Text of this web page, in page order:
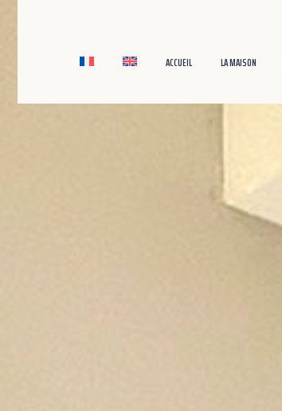
ACCUEIL LA MAISON